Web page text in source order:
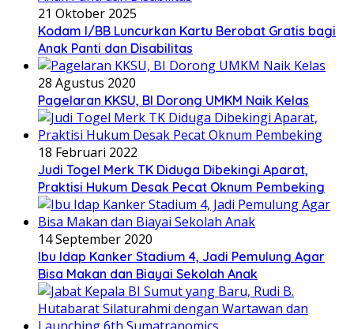
21 Oktober 2025
Kodam I/BB Luncurkan Kartu Berobat Gratis bagi
Anak Panti dan Disabilitas
28 Agustus 2020
Pagelaran KKSU, BI Dorong UMKM Naik Kelas
18 Februari 2022
Judi Togel Merk TK Diduga Dibekingi Aparat,
Praktisi Hukum Desak Pecat Oknum Pembeking
14 September 2020
Ibu Idap Kanker Stadium 4, Jadi Pemulung Agar
Bisa Makan dan Biayai Sekolah Anak